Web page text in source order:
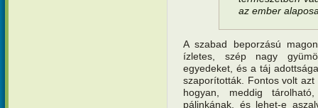
az ember
A szabad beporzású
ízletes, szép nagy
egyedeket, és a táj
szaporították. Fontos volt
hogyan, meddig
pálinkának, és lehet-e